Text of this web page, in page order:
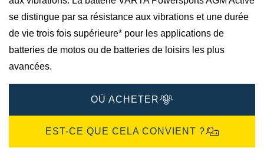
se distingue par sa résistance aux vibrations et une durée
de vie trois fois supérieure* pour les applications de
batteries de motos ou de batteries de loisirs les plus
avancées.
OÙ ACHETER
EST-CE QUE CELA CONVIENT ?